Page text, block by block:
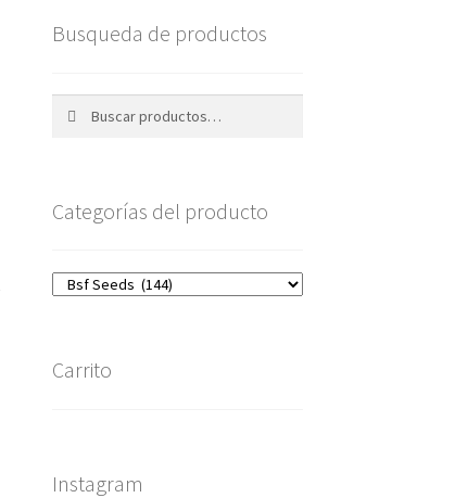
Busqueda de productos
Categorías del producto
Carrito
Instagram